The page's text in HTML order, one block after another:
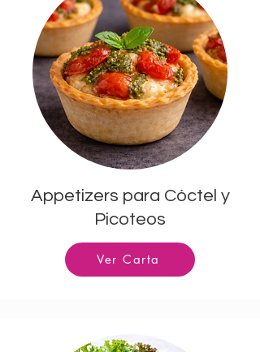
Appetizers para Cóctel y
Picoteos
Ver Carta